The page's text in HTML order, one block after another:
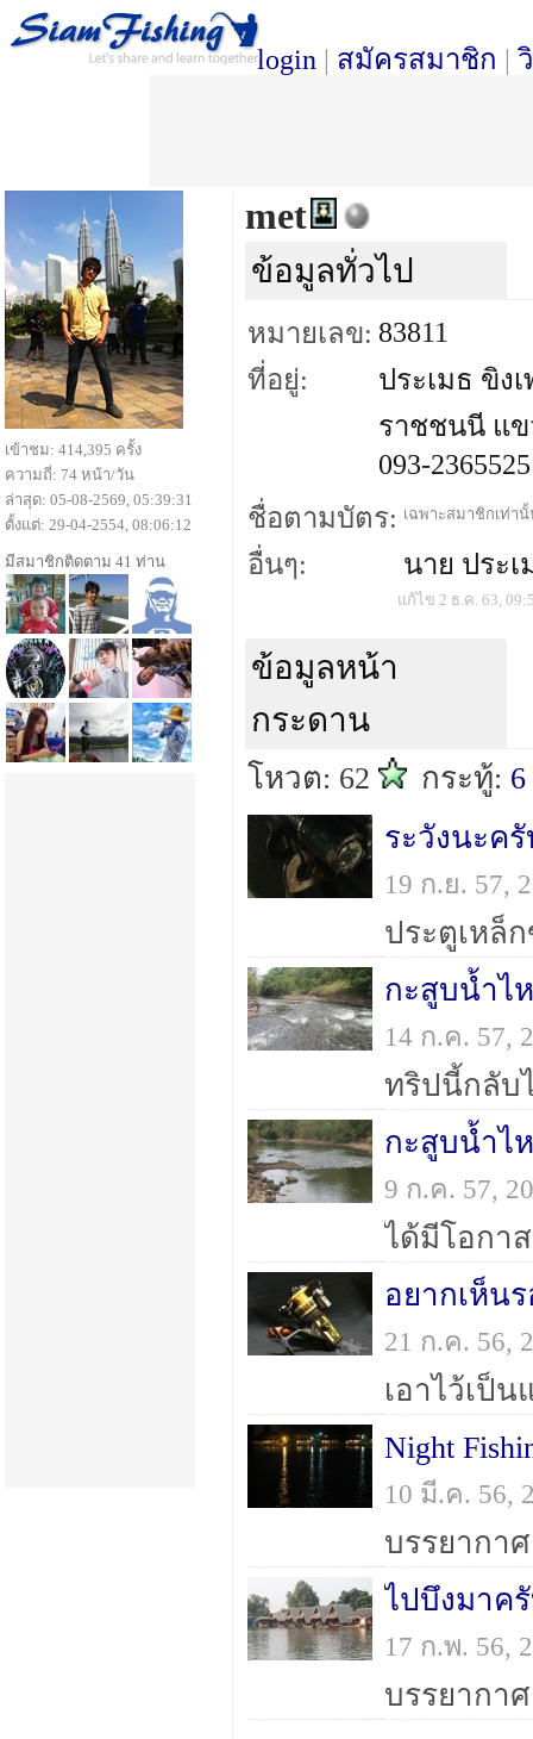
login | สมัครสมาชิก |
met
ข้อมูลทั่วไป
หมายเลข: 83811
ที่อยู่:
ประเมธ ขิง
ราชชนนี แข
093-2365525
ชื่อตามบัตร: เฉพาะสมาชิกเท่า
อื่นๆ: นาย ประ
แก้ไข 2 ธ.ค. 63,
ข้อมูลหน้า
กระดาน
โหวต: 62 กระทู้: 6
ระวังนะค
19 ก.ย. 57,
ประตูเหล็
กะสูบน้ำไ
14 ก.ค. 57,
กะสูบน้ำไ
9 ก.ค. 57,
อยากเห็น
21 ก.ค. 56,
Night
10 มี.ค. 56,
ไปบึงมาค
17 ก.พ. 56,
บรรยากา
เข้าชม: 414,395 ครั้ง
ความถี่: 74 หน้า/วัน
ล่าสุด: 05-08-2569, 05:39:31
ตั้งแต่: 29-04-2554, 08:06:12
มีสมาชิกติดตาม 41 ท่าน